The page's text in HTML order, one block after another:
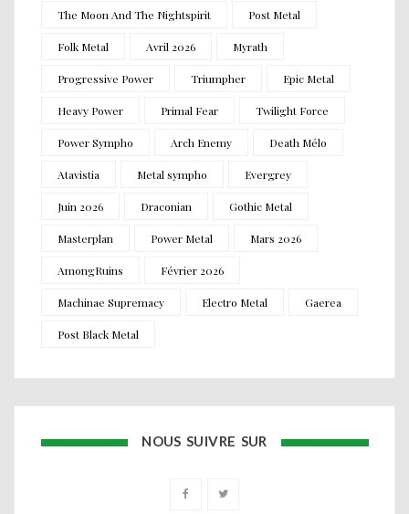
The Moon And The Nightspirit Post Metal
Folk Metal Avril 2026 Myrath
Progressive Power Triumpher Epic Metal
Heavy Power Primal Fear Twilight Force
Power Sympho Arch Enemy Death Mélo
Atavistia Metal sympho Evergrey
Juin 2026 Draconian Gothic Metal
Masterplan Power Metal Mars 2026
AmongRuins Février 2026
Machinae Supremacy Electro Metal Gaerea
Post Black Metal
NOUS SUIVRE SUR